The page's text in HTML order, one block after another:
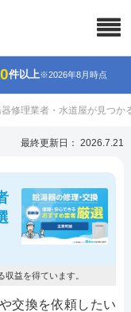
件以上※2026年8月時点
修理業者・水道屋が見つか
最終更新日： 2026.7.21
益を得ています。
交換を依頼したい